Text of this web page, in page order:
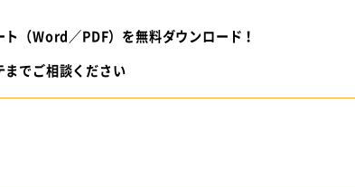
ト（Word／PDF）を無料ダウンロード！
でご相談ください